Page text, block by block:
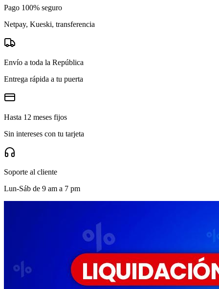
Pago 100% seguro
Netpay, Kueski, transferencia
Envío a toda la República
Entrega rápida a tu puerta
Hasta 12 meses fijos
Sin intereses con tu tarjeta
Soporte al cliente
Lun-Sáb de 9 am a 7 pm